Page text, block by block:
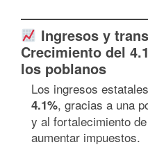
Ingresos y
Crecimiento del
los poblanos
Los ingresos
4.1%, gracias a una
y al fortalecimiento
aumentar impuestos.